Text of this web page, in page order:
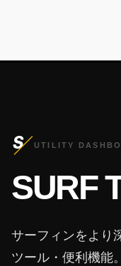
S UTILITY
SURF
サーフィンをより
ツール・便利機能